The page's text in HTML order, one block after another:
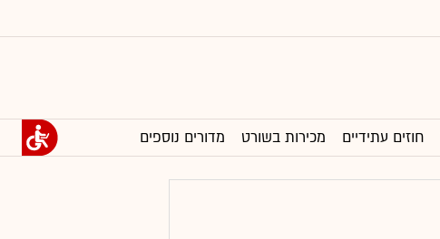
חוזים עתידיים מכירות בשורט מדורים נוספים